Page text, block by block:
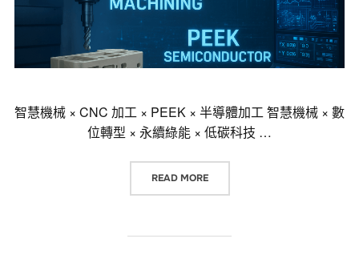
智慧機械 × CNC 加工 × PEEK × 半導體加工 智慧機械 × 數
位轉型 × 永續綠能 × 低碳科技 …
READ MORE“智慧機械 × CNC 加工 × PEEK ×